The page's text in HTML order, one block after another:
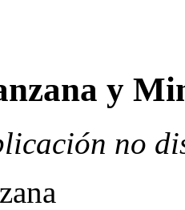
y
no